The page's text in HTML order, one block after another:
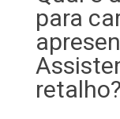
para
retalho?